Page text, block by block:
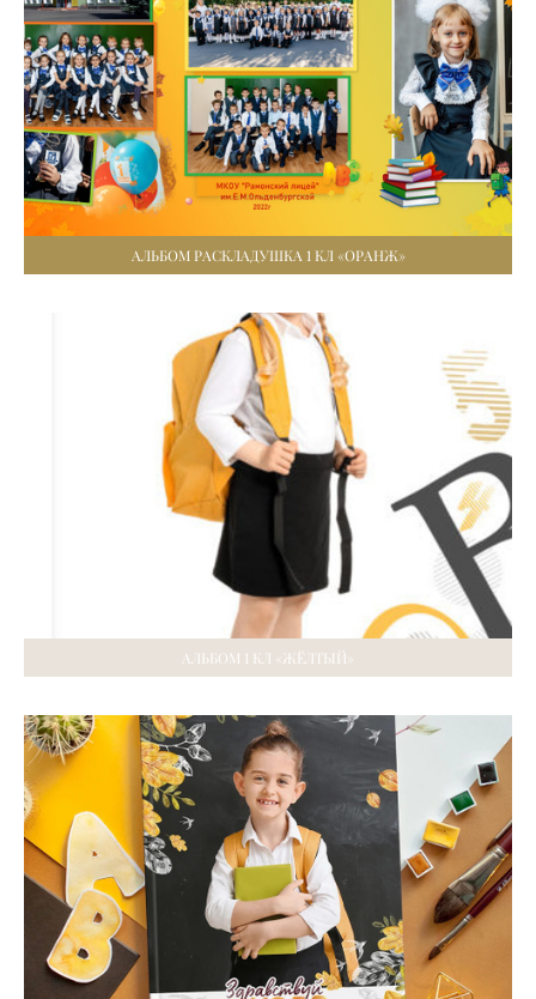
АЛЬБОМ РАСКЛАДУШКА 1 КЛ «ОРАНЖ»
АЛЬБОМ 1 КЛ «ЖЁЛТЫЙ»